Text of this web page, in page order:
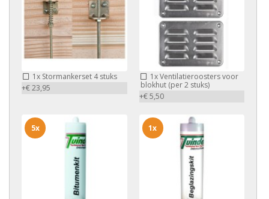
1x Stormankerset 4 stuks
+€ 23,95
1xVentilatieroosters voor
blokhut (per 2 stuks)
+€ 5,50
5x 1x